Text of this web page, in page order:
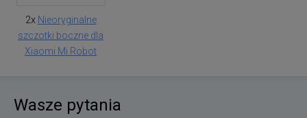
2x Nieoryginalne
szczotki boczne dla
Xiaomi Mi Robot
Wasze pytania